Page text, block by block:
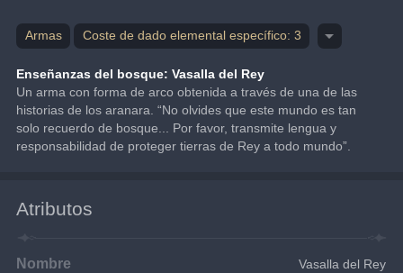
Armas Coste de dado elemental específico: 3
Enseñanzas del bosque: Vasalla del Rey
Un arma con forma de arco obtenida a través de una de las
historias de los aranara. “No olvides que este mundo es tan
solo recuerdo de bosque... Por favor, transmite lengua y
responsabilidad de proteger tierras de Rey a todo mundo”.
Atributos
Nombre Vasalla del Rey